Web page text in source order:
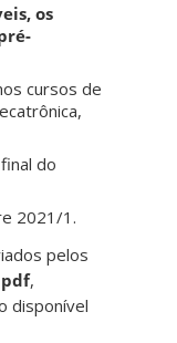
os
cursos de
do
2021/1.
pelos
,
disponível